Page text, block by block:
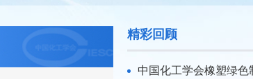
精彩回顾
中国化工学会橡塑绿